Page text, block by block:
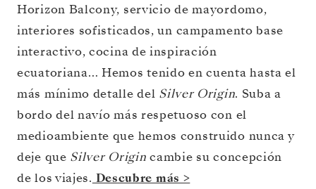
Horizon Balcony, servicio de mayordomo,
interiores sofisticados, un campamento base
interactivo, cocina de inspiración
ecuatoriana… Hemos tenido en cuenta hasta el
más mínimo detalle del Silver Origin. Suba a
bordo del navío más respetuoso con el
medioambiente que hemos construido nunca y
deje que Silver Origin cambie su concepción
de los viajes. Descubre más >